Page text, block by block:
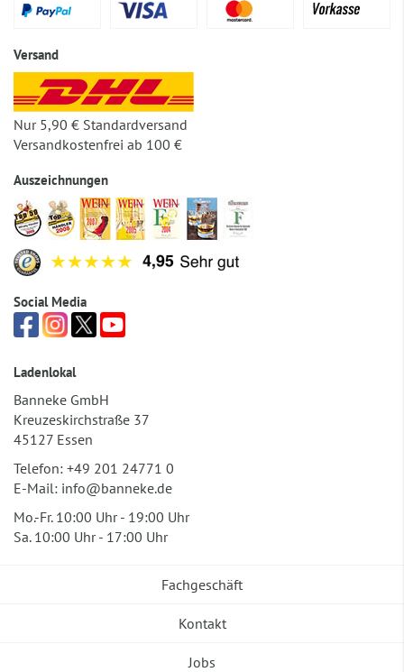
Versand
Nur 5,90 € Standardversand
Versandkostenfrei ab 100 €
Auszeichnungen
Social Media
Ladenlokal
Banneke GmbH
Kreuzeskirchstraße 37
45127 Essen
Telefon: +49 201 24771 0
E-Mail: info@banneke.de
Mo.-Fr. 10:00 Uhr - 19:00 Uhr
Sa. 10:00 Uhr - 17:00 Uhr
Fachgeschäft
Kontakt
Jobs